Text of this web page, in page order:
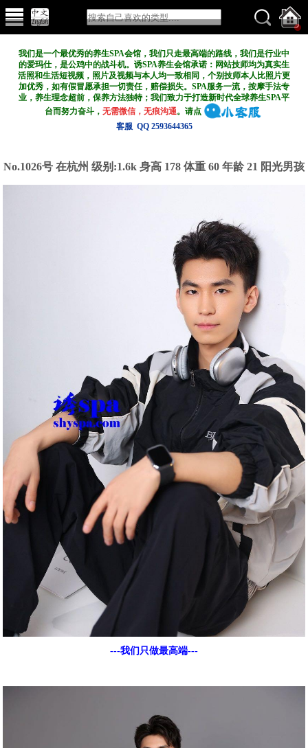
我们是一个最优秀的养生SPA会馆，我们只走最高端的路线，我们是行业中
的爱玛仕，是公鸡中的战斗机。诱SPA养生会馆承诺：网站技师均为真实生
活照和生活短视频，照片及视频与本人均一致相同，个别技师本人比照片更
加优秀，如有假冒愿承担一切责任，赔偿损失。SPA服务一流，按摩手法专
业，养生理念超前，保养方法独特；我们致力于打造新时代全球养生SPA平
台而努力奋斗，无需微信，无痕沟通。请点
客服 QQ 2593644365
No.1026号 在杭州 级别:1.6k 身高 178 体重 60 年龄 21 阳光男孩
---我们只做最高端---